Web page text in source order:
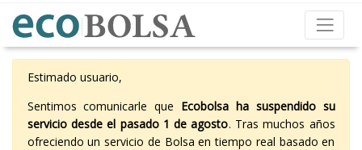
Estimado usuario,
Sentimos comunicarle que Ecobolsa ha suspendido su
servicio desde el pasado 1 de agosto. Tras muchos años
ofreciendo un servicio de Bolsa en tiempo real basado en